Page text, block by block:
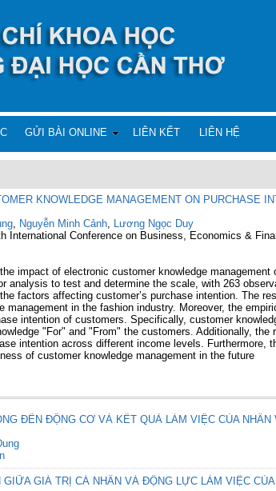
GỬI BÀI ONLINE LIÊN KẾT LIÊN HỆ
KNOWLEDGE MANAGEMENT ON PURCHASE
, Nguyễn Minh Cảnh, Lương Ngọc Duy
International Conference on Business, Economics &
impact of electronic customer knowledge
analysis to test and determine the scale, with 263
factors affecting customer’s purchase intention. The
management in the fashion industry. Moreover, the
intention of customers. Specifically, customer
"For" and "From" the customers. Additionally,
intention across different income levels.
of customer knowledge management in the future
ĐẾN ĐỘNG CƠ VÀ KẾT QUẢ LÀM VIỆC CỦA
GIÁ TRỊ CÁ NHÂN VÀ ĐỘNG LỰC LÀM VIỆC